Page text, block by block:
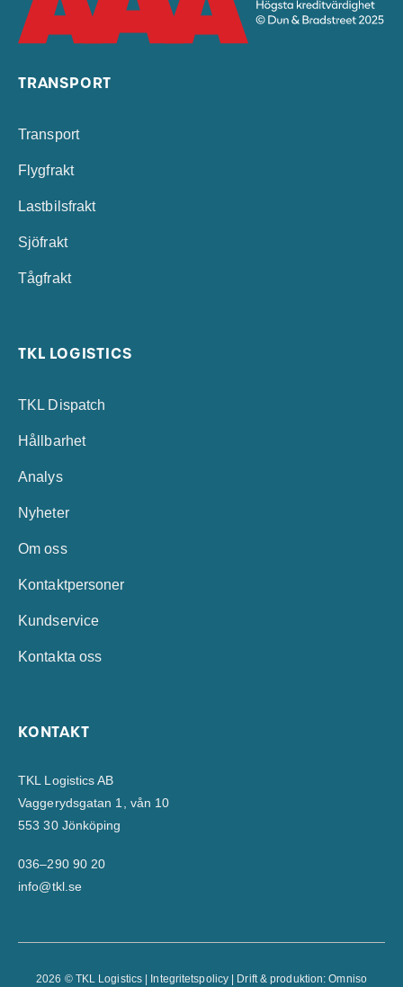
TRANSPORT
Transport
Flygfrakt
Lastbilsfrakt
Sjöfrakt
Tågfrakt
TKL LOGISTICS
TKL Dispatch
Hållbarhet
Analys
Nyheter
Om oss
Kontaktpersoner
Kundservice
Kontakta oss
KONTAKT
TKL Logistics AB
Vaggerydsgatan 1, vån 10
553 30 Jönköping
036–290 90 20
info@tkl.se
2026 © TKL Logistics | Integritetspolicy | Drift & produktion:Omniso